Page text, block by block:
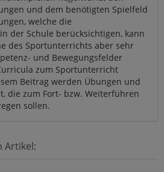
und dem benötigten Spiel­feld
welche die
der Schule be­rücksichtigen, kann
des Sportunterrichts aber sehr
und Bewegungsfelder
zum Sportunterricht
Beitrag werden Übungen und
die zum Fort- bzw. Weiterführen
sollen.
Artikel: